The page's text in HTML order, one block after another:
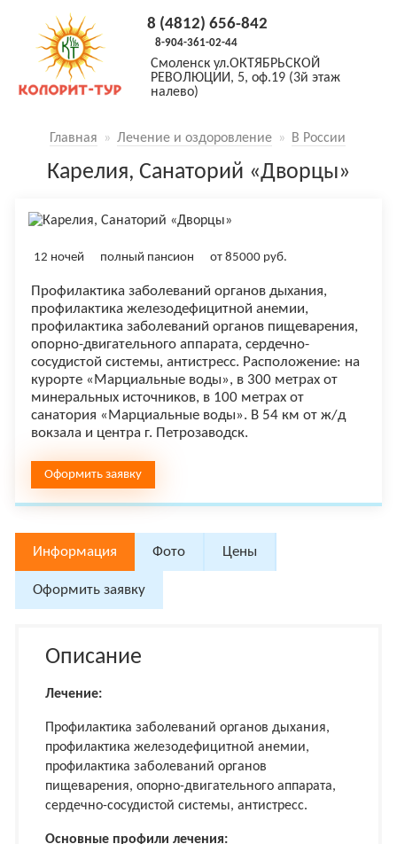
Смоленскул.ОКТЯБРЬСКОЙ
РЕВОЛЮЦИИ, 5, оф.19 (3й этаж
налево)
8 (4812) 656-842
8-904-361-02-44
Главная » Лечение и оздоровление » В России
Карелия, Санаторий «Дворцы»
12 ночей полный пансион от 85000 руб.
Профилактика заболеваний органов дыхания,
профилактика железодефицитной анемии,
профилактика заболеваний органов пищеварения,
опорно-двигательного аппарата, сердечно-
сосудистой системы, антистресс. Расположение: на
курорте «Марциальные воды», в 300 метрах от
минеральных источников, в 100 метрах от
санатория «Марциальные воды». В 54 км от ж/д
вокзала и центра г. Петрозаводск.
Оформить заявку
Информация Фото Цены
Оформить заявку
Описание
Лечение:
Профилактика заболеваний органов дыхания,
профилактика железодефицитной анемии,
профилактика заболеваний органов
пищеварения, опорно-двигательного аппарата,
сердечно-сосудистой системы, антистресс.
Основные профили лечения: